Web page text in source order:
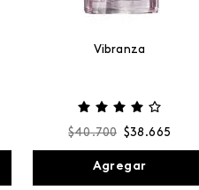
Vibranza
$40.700 $38 .665
Agregar